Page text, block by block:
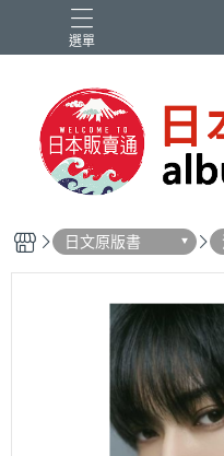
選單
Ado IDOLiSH7 バンド
日文原版書